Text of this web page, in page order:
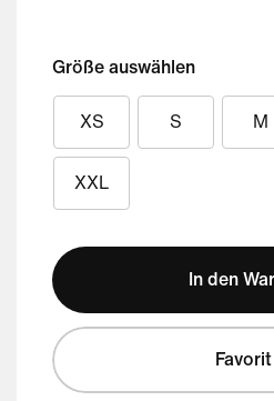
Größe auswählen
XS S M
XXL
In den
Favorit